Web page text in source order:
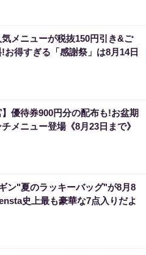
気メニューが税抜150円引き&ご
お得すぎる「感謝祭」は8月14日
】優待券900円分の配布も!お盆期
メニュー登場《8月23日まで》
ン"夏のラッキーバッグ"が8月8
史上最も豪華な7点入りだよ